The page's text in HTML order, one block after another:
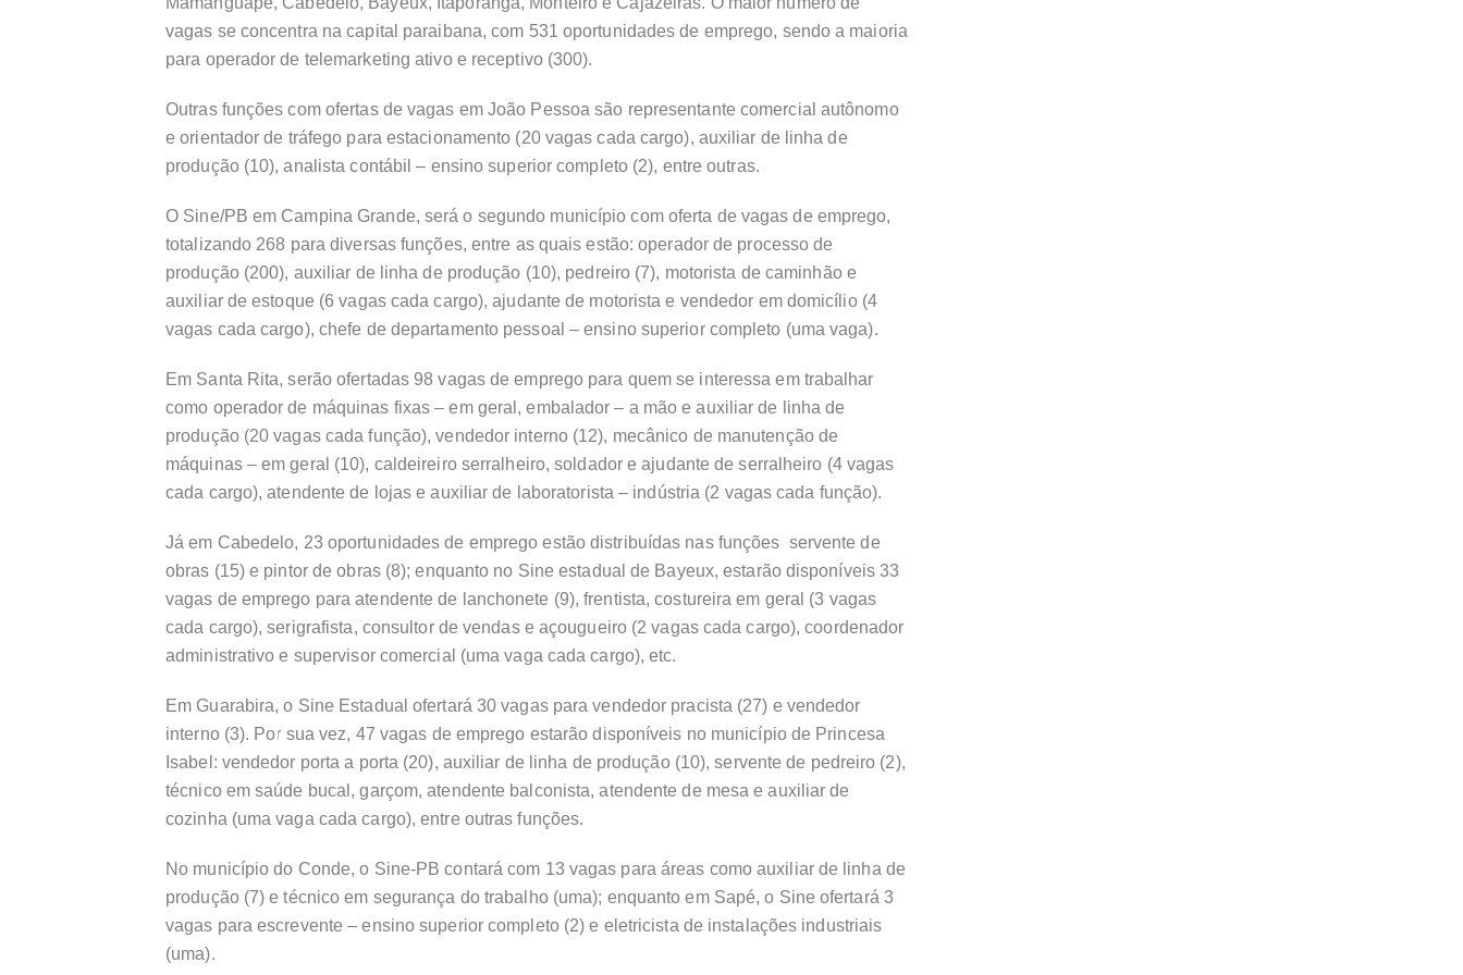
vagas se concentra na capital paraibana, com 531 oportunidades de emprego, sendo a maioria
para operador de telemarketing ativo e receptivo (300).
Outras funções com ofertas de vagas em João Pessoa são representante comercial autônomo
e orientador de tráfego para estacionamento (20 vagas cada cargo), auxiliar de linha de
produção (10), analista contábil – ensino superior completo (2), entre outras.
O Sine/PB em Campina Grande, será o segundo município com oferta de vagas de emprego,
totalizando 268 para diversas funções, entre as quais estão: operador de processo de
produção (200), auxiliar de linha de produção (10), pedreiro (7), motorista de caminhão e
auxiliar de estoque (6 vagas cada cargo), ajudante de motorista e vendedor em domicílio (4
vagas cada cargo), chefe de departamento pessoal – ensino superior completo (uma vaga).
Em Santa Rita, serão ofertadas 98 vagas de emprego para quem se interessa em trabalhar
como operador de máquinas fixas – em geral, embalador – a mão e auxiliar de linha de
produção (20 vagas cada função), vendedor interno (12), mecânico de manutenção de
máquinas – em geral (10), caldeireiro serralheiro, soldador e ajudante de serralheiro (4 vagas
cada cargo), atendente de lojas e auxiliar de laboratorista – indústria (2 vagas cada função).
Já em Cabedelo, 23 oportunidades de emprego estão distribuídas nas funções servente de
obras (15) e pintor de obras (8); enquanto no Sine estadual de Bayeux, estarão disponíveis 33
vagas de emprego para atendente de lanchonete (9), frentista, costureira em geral (3 vagas
cada cargo), serigrafista, consultor de vendas e açougueiro (2 vagas cada cargo), coordenador
administrativo e supervisor comercial (uma vaga cada cargo), etc.
Em Guarabira, o Sine Estadual ofertará 30 vagas para vendedor pracista (27) e vendedor
interno (3). Por sua vez, 47 vagas de emprego estarão disponíveis no município de Princesa
Isabel: vendedor porta a porta (20), auxiliar de linha de produção (10), servente de pedreiro (2),
técnico em saúde bucal, garçom, atendente balconista, atendente de mesa e auxiliar de
cozinha (uma vaga cada cargo), entre outras funções.
No município do Conde, o Sine-PB contará com 13 vagas para áreas como auxiliar de linha de
produção (7) e técnico em segurança do trabalho (uma); enquanto em Sapé, o Sine ofertará 3
vagas para escrevente – ensino superior completo (2) e eletricista de instalações industriais
(uma).